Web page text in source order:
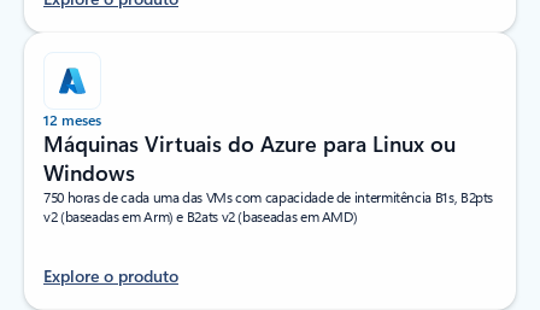
12 meses
Máquinas Virtuais do Azure para Linux ou
Windows
750 horas de cada uma das VMs com capacidade de intermitência B1s, B2pts
v2 (baseadas em Arm) e B2ats v2 (baseadas em AMD)
Explore o produto